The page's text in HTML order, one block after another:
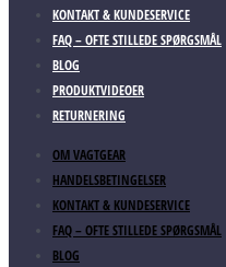
KONTAKT & KUNDESERVICE
FAQ – OFTE STILLEDE SPØRGSMÅL
BLOG
PRODUKTVIDEOER
RETURNERING
OM VAGTGEAR
HANDELSBETINGELSER
KONTAKT & KUNDESERVICE
FAQ – OFTE STILLEDE SPØRGSMÅL
BLOG